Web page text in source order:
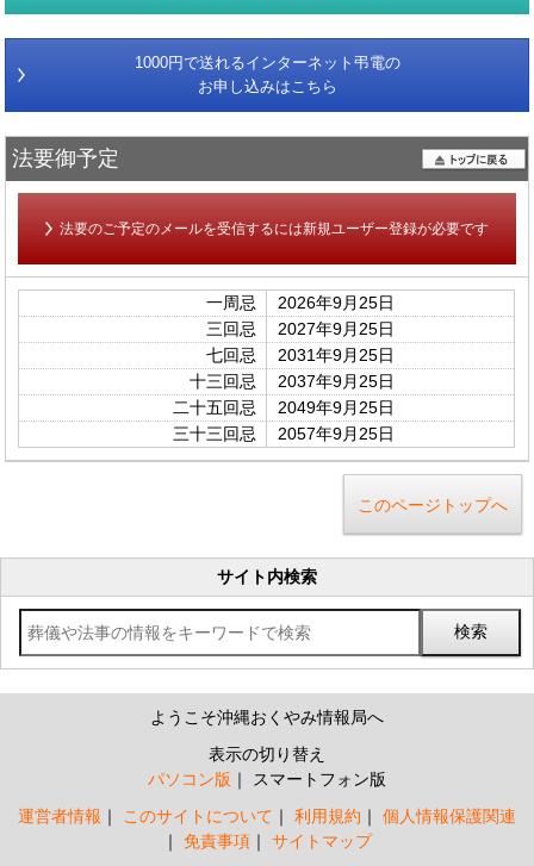
1000円で送れるインターネット弔電の
お申し込みはこちら
法要御予定
法要のご予定のメールを受信するには新規ユーザー登録が必要です
一周忌
2026年9月25日
三回忌
2027年9月25日
七回忌
2031年9月25日
十三回忌
2037年9月25日
二十五回忌
2049年9月25日
三十三回忌
2057年9月25日
このページトップへ
サイト内検索
ようこそ沖縄おくやみ情報局へ
表示の切り替え
パソコン版
スマートフォン版
運営者情報
このサイトについて 利用規約
個人情報保護関連
免責事項
サイトマップ